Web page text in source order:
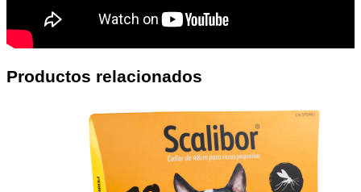
Productos relacionados